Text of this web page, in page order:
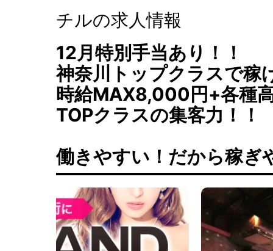
チルの求人情報
12月特別手当あり！！
神奈川トップクラスで稼
時給MAX8,000円+各種
TOPクラスの集客力！！
働きやすい！だから稼ぎ